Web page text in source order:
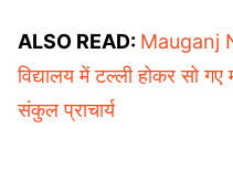
ALSO READ: Mauganj
विद्यालय में टल्ली होकर सो
संकुल प्राचार्य